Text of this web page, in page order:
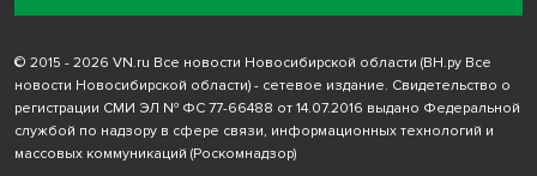
© 2015 - 2026 VN.ru Все новости Новосибирской области (ВН.ру Все
новости Новосибирской области) - сетевое издание. Свидетельство о
регистрации СМИ ЭЛ № ФС 77-66488 от 14.07.2016 выдано Федеральной
службой по надзору в сфере связи, информационных технологий и
массовых коммуникаций (Роскомнадзор)